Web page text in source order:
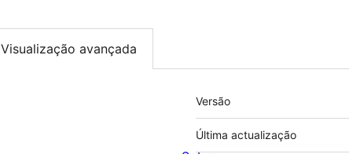
Visualização avançada
Metadados
Versão
Última actualização